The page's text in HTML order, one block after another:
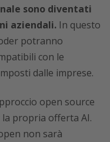
sono diventati
aziendali. In questo
potranno
con le
dalle imprese.
open source
propria offerta AI.
non sarà